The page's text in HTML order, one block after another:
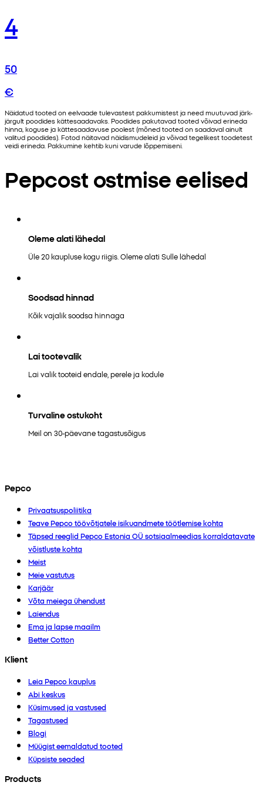
4
50
€
Näidatud tooted on eelvaade tulevastest pakkumistest ja need muutuvad järk-
järgult poodides kättesaadavaks. Poodides pakutavad tooted võivad erineda
hinna, koguse ja kättesaadavuse poolest (mõned tooted on saadaval ainult
valitud poodides). Fotod näitavad näidismudeleid ja võivad tegelikest toodetest
veidi erineda. Pakkumine kehtib kuni varude lõppemiseni.
Pepcost ostmise eelised
Oleme alati lähedal
Üle 20 kaupluse kogu riigis. Oleme alati Sulle lähedal
Soodsad hinnad
Kõik vajalik soodsa hinnaga
Lai tootevalik
Lai valik tooteid endale, perele ja kodule
Turvaline ostukoht
Meil on 30-päevane tagastusõigus
Pepco
Privaatsuspoliitika
Teave Pepco töövõtjatele isikuandmete töötlemise kohta
Täpsed reeglid Pepco Estonia OÜ sotsiaalmeedias korraldatavate
võistluste kohta
Meist
Meie vastutus
Karjäär
Võta meiega ühendust
Laiendus
Ema ja lapse maailm
Better Cotton
Klient
Leia Pepco kauplus
Abi keskus
Küsimused ja vastused
Tagastused
Blogi
Müügist eemaldatud tooted
Küpsiste seaded
Products